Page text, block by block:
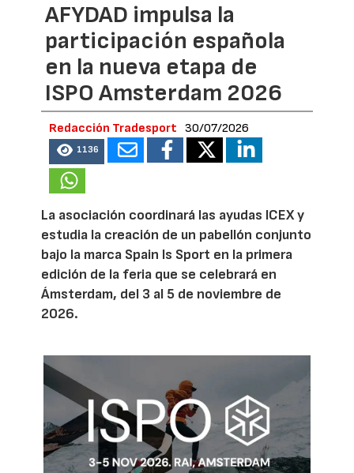
AFYDAD impulsa la
participación española
en la nueva etapa de
ISPO Amsterdam 2026
Redacción Tradesport 30/07/2026
1136
La asociación coordinará las ayudas ICEX y
estudia la creación de un pabellón conjunto
bajo la marca Spain Is Sport en la primera
edición de la feria que se celebrará en
Ámsterdam, del 3 al 5 de noviembre de
2026.